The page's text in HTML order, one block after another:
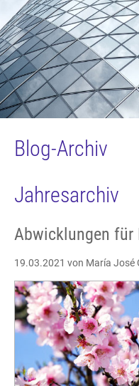
Blog-Archiv
Jahresarchiv
Abwicklungen für
19.03.2021 von María José